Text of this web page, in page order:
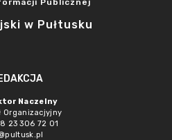
Publicznej
w Pułtusku
Naczelny
Organizacjyjny
23 306 72 01